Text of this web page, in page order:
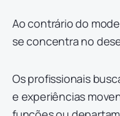
Ao contrário do
se concentra no
Os profissionais
e experiências